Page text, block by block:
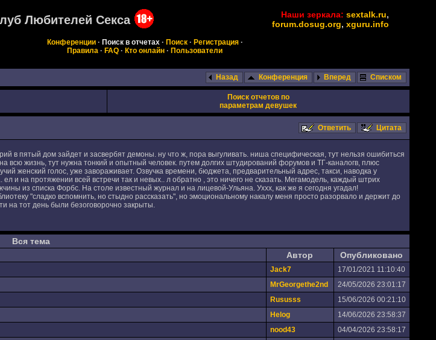
Любителей Секса Наши зеркала: sextalk.ru,
forum.dosug.org, xguru.info
Конференции· Поиск в отчетах· Поиск· Регистрация·
Правила · FAQ · Кто онлайн · Пользователи
Назад Конференция Вперед Списком
Поиск отчетов по
параметрам девушек
Ответить Цитата
в пятый дом зайдет и засвербят демоны. ну что ж, пора выгуливать. ниша специфическая, тут нельзя ошибиться
всю жизнь, тут нужна тонкий и опытный человек. путем долгих штудирований форумов и ТГ-каналогв, плюс
женский голос, уже завораживает. Озвучка времени, бюджета, предварительный адрес, такси, наводка у
и на протяжении всей встречи так и невых.. л обратно , это ничего не сказать. Мегамодель, каждый штрих
из списка Форбс. На столе известный журнал и на лицевой-Ульяна. Уххх, как же я сегодня угадал!
"сладко вспомнить, но стыдно рассказать", но эмоциональному накалу меня просто разорвало и держит до
на тот день были безоговорочно закрыты.
Вся тема
Автор Опубликовано
Jack7
17/01/2021 11:10:40
MrGeorgethe2nd
24/05/2026 23:01:17
Rususss
15/06/2026 00:21:10
Helog
14/06/2026 23:58:37
nood43
04/04/2026 23:58:17